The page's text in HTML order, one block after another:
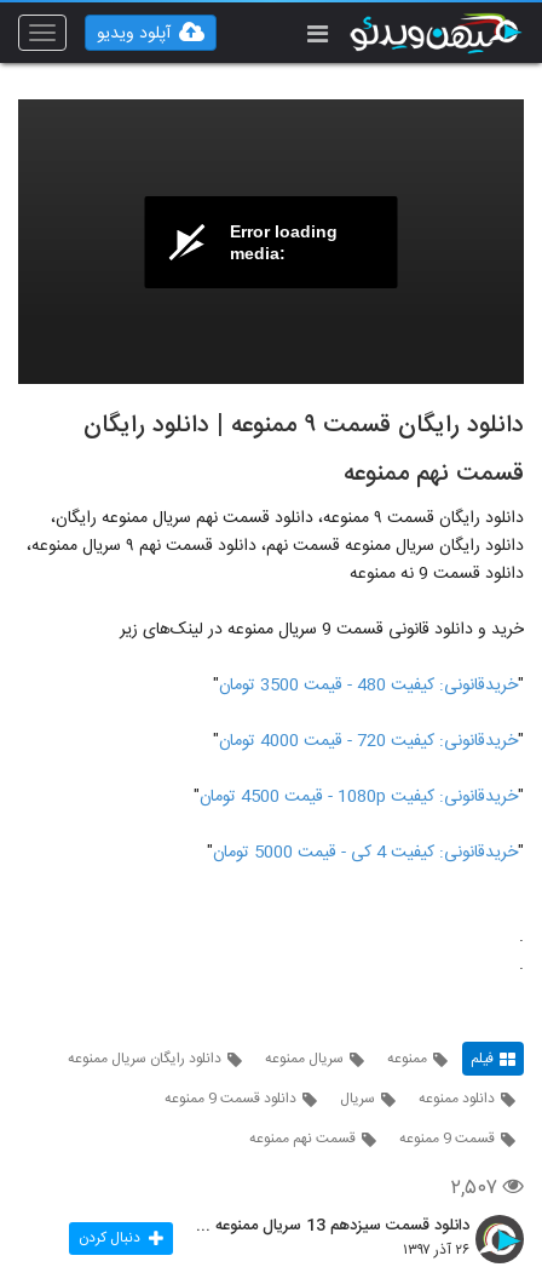
Toggle
آپلود ویدیو
Error loading
media:
دانلود رایگان قسمت ٩ ممنوعه | دانلود رایگان
قسمت نهم ممنوعه
دانلود رایگان قسمت ٩ ممنوعه، دانلود قسمت نهم سریال ممنوعه رایگان،
دانلود رایگان سریال ممنوعه قسمت نهم، دانلود قسمت نهم ٩ سریال ممنوعه،
دانلود قسمت 9 نه ممنوعه
خرید و دانلود قانونی قسمت 9 سریال ممنوعه در لینک‎‌های زیر
"خریدقانونی: کیفیت 480 - قیمت 3500 تومان
"
"خریدقانونی: کیفیت 720 - قیمت 4000 تومان
"
"خریدقانونی: کیفیت 1080p - قیمت 4500 تومان
"
"خریدقانونی: کیفیت 4 کی - قیمت 5000 تومان "
.
.
فیلم ممنوعه سریال ممنوعه
دانلود رایگان سریال ممنوعه
دانلود ممنوعه
سریال
دانلود قسمت 9 ممنوعه
قسمت 9 ممنوعه
قسمت نهم ممنوعه
۲,۵۰۷
دانلود قسمت سیزدهم 13 سریال ممنوعه قانونی
۲۶ آذر ۱۳۹۷ دنبال کردن